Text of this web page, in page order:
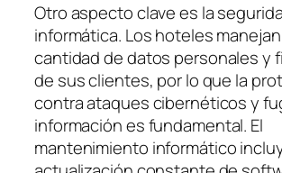
Otro aspecto clave es la
informática. Los hoteles
cantidad de datos personales y
de sus clientes, por lo que la
contra ataques cibernéticos y
información es fundamental. El
mantenimiento informático